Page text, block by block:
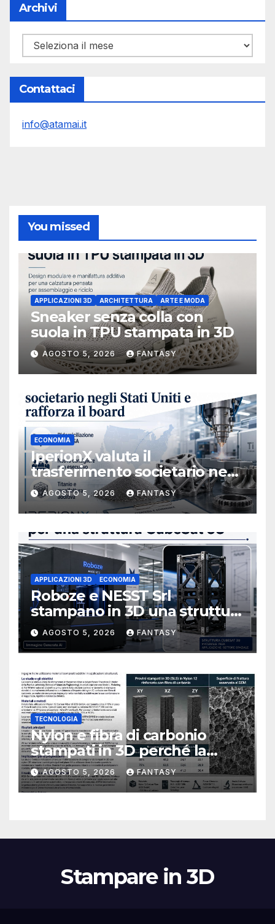
Archivi
Archivi
Contattaci
info@atamai.it
You missed
APPLICAZIONI 3D ARCHITETTURA ARTE E MODA
Sneaker senza colla con
suola in TPU stampata in 3D
AGOSTO 5, 2026 FANTASY
ECONOMIA
IperionX valuta il
trasferimento societario negli
Stati Uniti e rafforza il board,
ha nominato Michael J.
Loparco amministratore
indipendente non esecutivo
AGOSTO 5, 2026 FANTASY
APPLICAZIONI 3D ECONOMIA
Roboze e NESST Srl
stampano in 3D una struttura
CubeSat 3U in Carbon PEEK
AGOSTO 5, 2026 FANTASY
TECNOLOGIA
Nylon e fibra di carbonio
stampati in 3D perché la
resistenza agli urti dipende
dal processo
AGOSTO 5, 2026 FANTASY
Stampare in 3D